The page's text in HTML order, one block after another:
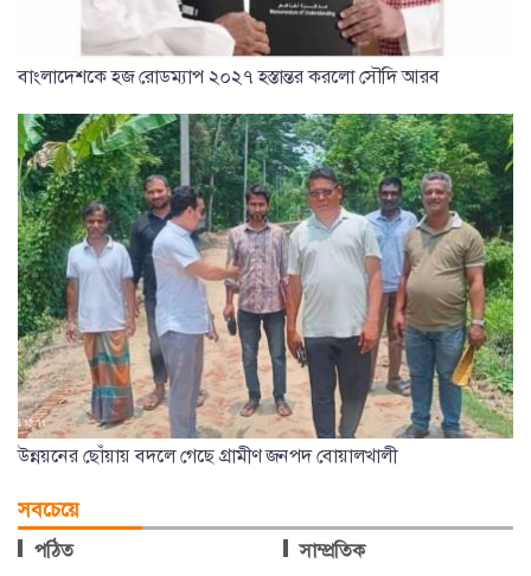
বাংলাদেশকে হজ রোডম্যাপ ২০২৭ হস্তান্তর করলো সৌদি আরব
উন্নয়নের ছোঁয়ায় বদলে গেছে গ্রামীণ জনপদ বোয়ালখালী
সবচেয়ে
পঠিত সাম্প্রতিক